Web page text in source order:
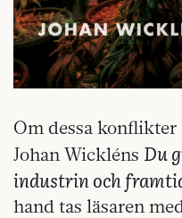
Om dessa
Johan Wickléns Du
industrin och
hand tas läsaren